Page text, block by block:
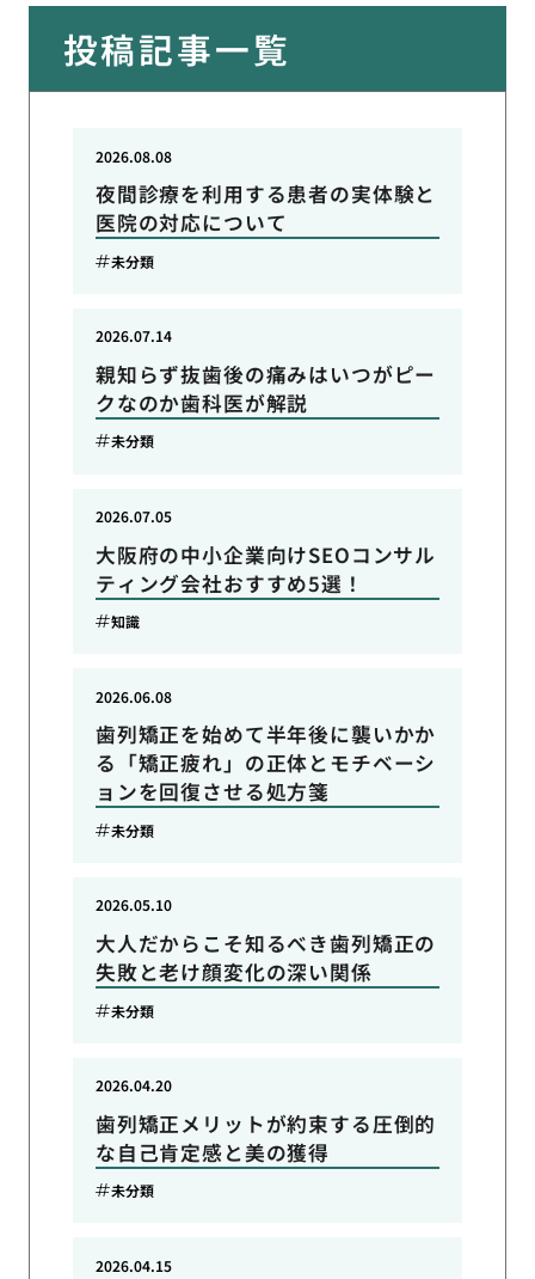
投稿記事一覧
夜間診療を利用する患者の実体験と
医院の対応について
2026.08.08
未分類
親知らず抜歯後の痛みはいつがピー
クなのか歯科医が解説
2026.07.14
未分類
大阪府の中小企業向けSEOコンサル
ティング会社おすすめ5選！
2026.07.05
知識
歯列矯正を始めて半年後に襲いかか
る「矯正疲れ」の正体とモチベーシ
ョンを回復させる処方箋
2026.06.08
未分類
大人だからこそ知るべき歯列矯正の
失敗と老け顔変化の深い関係
2026.05.10
未分類
歯列矯正メリットが約束する圧倒的
な自己肯定感と美の獲得
2026.04.20
未分類
2026.04.15